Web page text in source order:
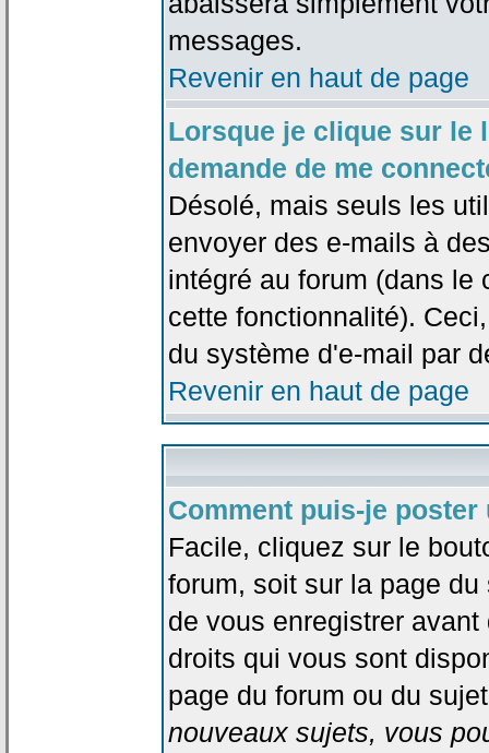
messages.
Revenir en haut de page
Lorsque je clique sur le
demande de me
Désolé, mais seuls les
envoyer des e-mails à
intégré au forum (dans le
cette fonctionnalité).
du système d'e-mail par
Revenir en haut de page
Comment puis-je
Facile, cliquez sur le
forum, soit sur la page
de vous enregistrer
droits qui vous sont
page du forum ou du
nouveaux sujets, vous